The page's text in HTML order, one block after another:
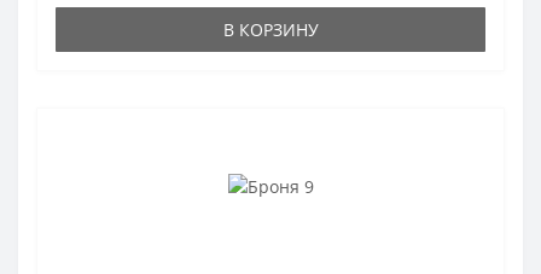
В КОРЗИНУ